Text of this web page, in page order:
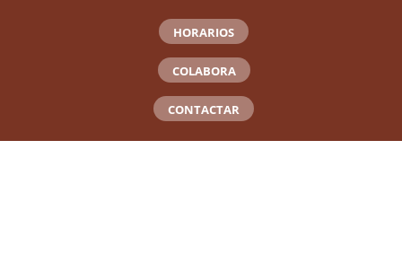
HORARIOS
COLABORA
CONTACTAR